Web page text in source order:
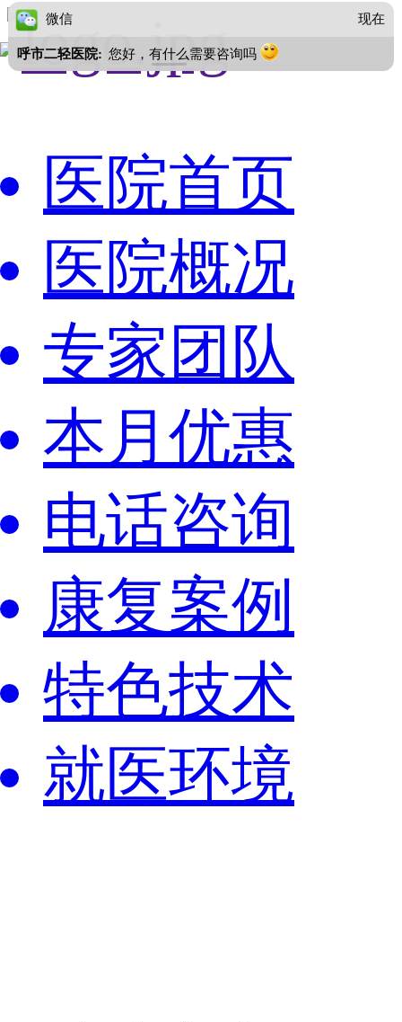
医院首页
医院概况
专家团队
本月优惠
电话咨询
康复案例
特色技术
就医环境
微信 现在
呼市二轻医院: 您好，有什么需要咨询吗